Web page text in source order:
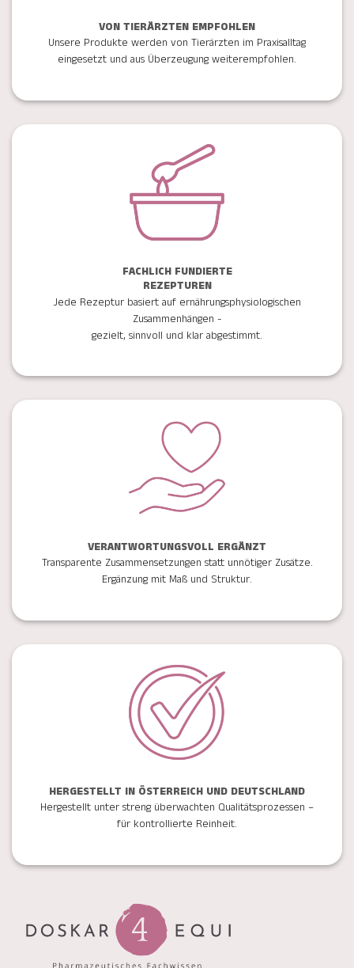
VON TIERÄRZTEN EMPFOHLEN
Unsere Produkte werden von Tierärzten im Praxisalltag
eingesetzt und aus Überzeugung weiterempfohlen.
FACHLICH FUNDIERTE
REZEPTUREN
Jede Rezeptur basiert auf ernährungsphysiologischen
Zusammenhängen -
gezielt, sinnvoll und klar abgestimmt.
VERANTWORTUNGSVOLL ERGÄNZT
Transparente Zusammensetzungen statt unnötiger Zusätze.
Ergänzung mit Maß und Struktur.
HERGESTELLT IN ÖSTERREICH UND DEUTSCHLAND
Hergestellt unter streng überwachten Qualitätsprozessen –
für kontrollierte Reinheit.